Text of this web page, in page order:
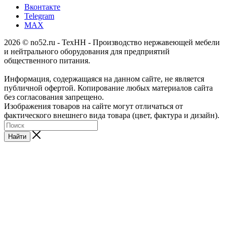
Вконтакте
Telegram
MAX
2026 © no52.ru - ТехНН - Производство нержавеющей мебели
и нейтрального оборудования для предприятий
общественного питания.
Информация, содержащаяся на данном сайте, не является
публичной офертой. Копирование любых материалов сайта
без согласования запрещено.
Изображения товаров на сайте могут отличаться от
фактического внешнего вида товара (цвет, фактура и дизайн).
Найти